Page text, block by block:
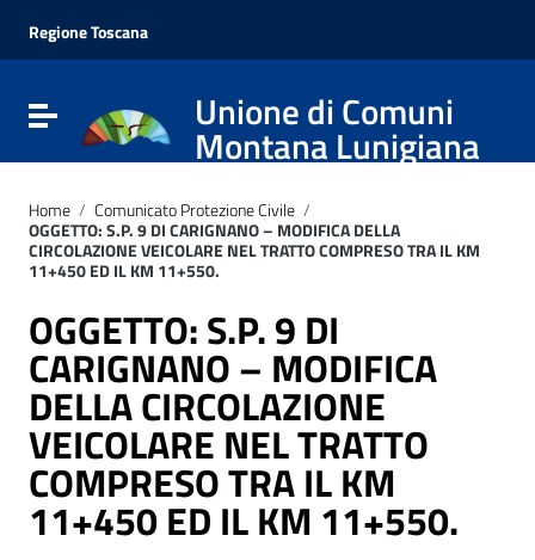
Vai al menu di navigazione
Vai al footer
Regione Toscana
Attiva / disattiva la navigazioneUnione di Comuni
Montana Lunigiana
Home / Comunicato Protezione Civile /
OGGETTO: S.P. 9 DI CARIGNANO – MODIFICA DELLA
CIRCOLAZIONE VEICOLARE NEL TRATTO COMPRESO TRA IL KM
11+450 ED IL KM 11+550.
OGGETTO: S.P. 9 DI
CARIGNANO – MODIFICA
DELLA CIRCOLAZIONE
VEICOLARE NEL TRATTO
COMPRESO TRA IL KM
11+450 ED IL KM 11+550.